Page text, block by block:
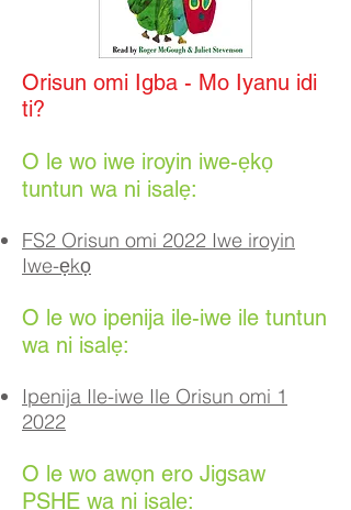
Orisun omi Igba - Mo Iyanu idi
ti?
O le wo iwe iroyin iwe-ẹkọ
tuntun wa ni isalẹ:
FS2 Orisun omi 2022 Iwe iroyin
Iwe-ẹkọ
O le wo ipenija ile-iwe ile tuntun
wa ni isalẹ:
Ipenija Ile-iwe Ile Orisun omi 1
2022
O le wo awọn ero Jigsaw
PSHE wa ni isalẹ: